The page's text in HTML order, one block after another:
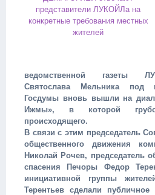
ведомственной газеты
Святослава Мельника под
Госдумы вновь вышли на
Ижмы», в которой
происходящего.
В связи с этим председатель
общественного движения
Николай Рочев, председатель
спасения Печоры Федор
инициативной группы
Терентьев сделали